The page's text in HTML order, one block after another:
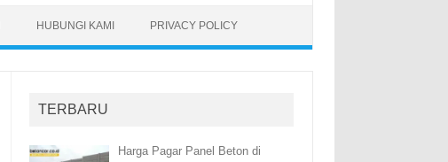
HUBUNGI KAMI PRIVACY POLICY
TERBARU
Harga Pagar Panel Beton di